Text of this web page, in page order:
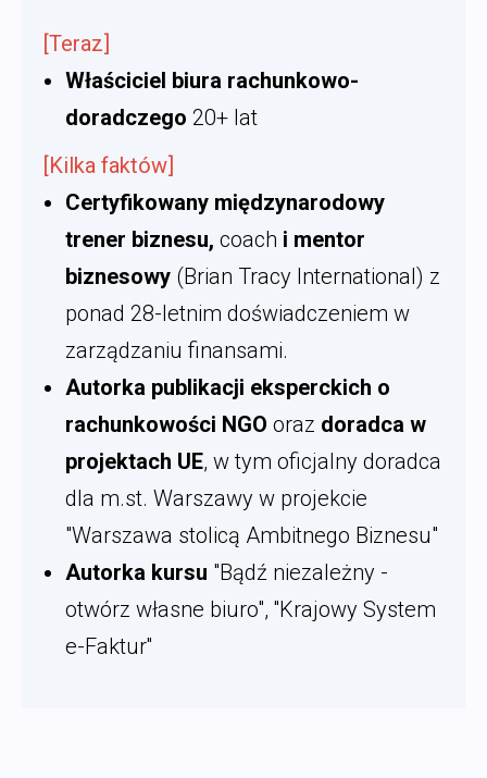
[Teraz]
Właściciel biura rachunkowo-
doradczego 20+ lat
[Kilka faktów]
Certyfikowany międzynarodowy
trener biznesu, coach i mentor
biznesowy (Brian Tracy International) z
ponad 28-letnim doświadczeniem w
zarządzaniu finansami.
Autorka publikacji eksperckich o
rachunkowości NGO oraz doradca w
projektach UE, w tym oficjalny doradca
dla m.st. Warszawy w projekcie
"Warszawa stolicą Ambitnego Biznesu"
Autorka kursu "Bądź niezależny -
otwórz własne biuro", ''Krajowy System
e-Faktur''